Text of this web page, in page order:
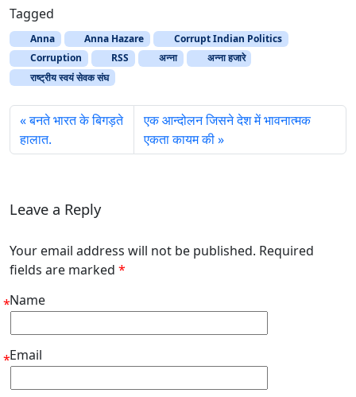
Tagged
Anna Anna Hazare
Corrupt Indian Politics
Corruption
RSS अन्ना
अन्ना हजारे
राष्ट्रीय स्वयं सेवक संघ
बनते भारत के बिगड़ते
हालात.
एक आन्दोलन जिसने देश में भावनात्मक
एकता कायम की
Leave a Reply
Your email address will not be published. Required
fields are marked *
Name
*
Email
*